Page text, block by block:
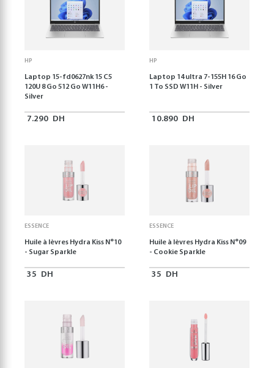
HP
Laptop 15-fd0627nk 15 C5
120U 8 Go 512 Go W11H6 -
Silver
7.290 DH
HP
Laptop 14 ultra 7-155H 16 Go
1 To SSD W11H - Silver
10.890 DH
ESSENCE
Huile à lèvres Hydra Kiss N°10
- Sugar Sparkle
35 DH
ESSENCE
Huile à lèvres Hydra Kiss N°09
- Cookie Sparkle
35 DH